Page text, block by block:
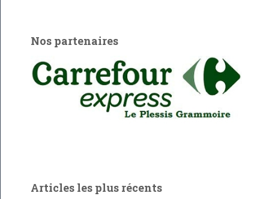
r
h
e
Nos partenaires
Articles les plus récents